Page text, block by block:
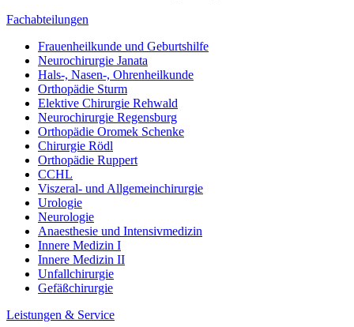
Fachabteilungen
Frauenheilkunde und Geburtshilfe
Neurochirurgie Janata
Hals-, Nasen-, Ohrenheilkunde
Orthopädie Sturm
Elektive Chirurgie Rehwald
Neurochirurgie Regensburg
Orthopädie Oromek Schenke
Chirurgie Rödl
Orthopädie Ruppert
CCHL
Viszeral- und Allgemeinchirurgie
Urologie
Neurologie
Anaesthesie und Intensivmedizin
Innere Medizin I
Innere Medizin II
Unfallchirurgie
Gefäßchirurgie
Leistungen & Service